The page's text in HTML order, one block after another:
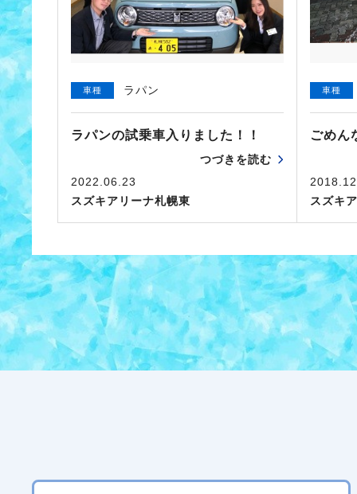
車種 ラパン
ラパンの試乗車入りました！！
つづきを読む
2022.06.23
スズキアリーナ札幌東
車種
ごめん
スズキ